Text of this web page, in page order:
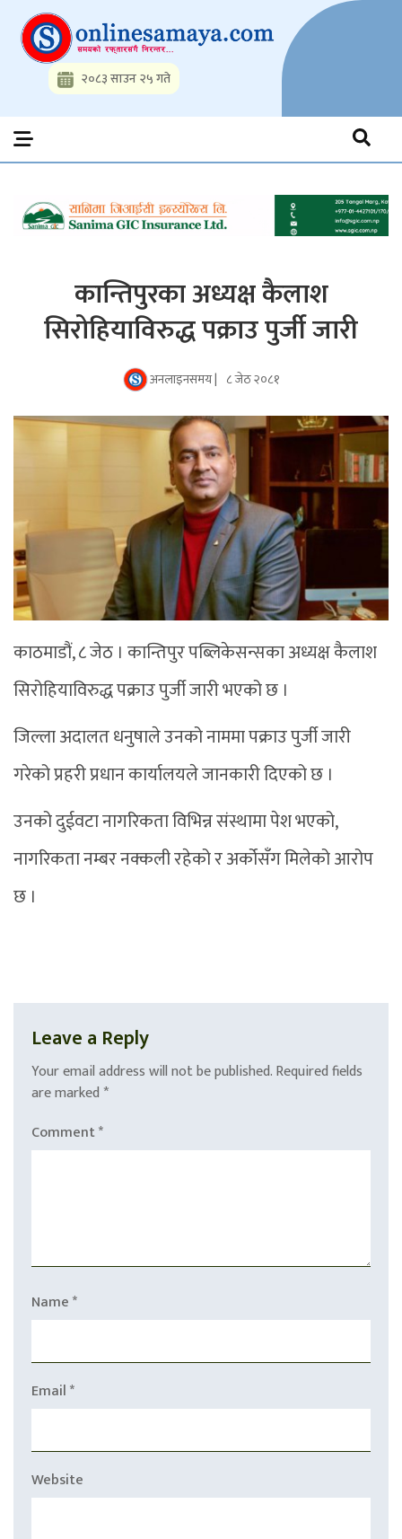
content
Onlinesamaya.com
Nepal News Portal, Business, Hot News, Interview, Opinions,
Politics, Science, Technology, Social, Media, Sports, Youth, Model
Watch, Movies
२०८३ साउन २५ गते
कान्तिपुरका अध्यक्ष कैलाश
सिरोहियाविरुद्ध पक्राउ पुर्जी जारी
अनलाइनसमय | ८ जेठ २०८१
काठमाडौं, ८ जेठ । कान्तिपुर पब्लिकेसन्सका अध्यक्ष कैलाश
सिरोहियाविरुद्ध पक्राउ पुर्जी जारी भएको छ ।
जिल्ला अदालत धनुषाले उनको नाममा पक्राउ पुर्जी जारी
गरेको प्रहरी प्रधान कार्यालयले जानकारी दिएको छ ।
उनको दुईवटा नागरिकता विभिन्न संस्थामा पेश भएको,
नागरिकता नम्बर नक्कली रहेको र अर्कोसँग मिलेको आरोप
छ ।
Leave a Reply
Your email address will not be published.Required fields
are marked *
Comment*
Name*
Email*
Website